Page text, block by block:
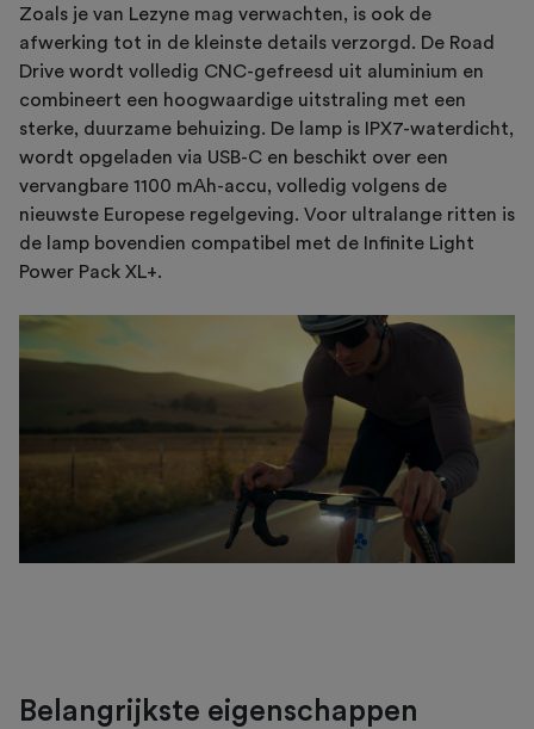
Zoals je van Lezyne mag verwachten, is ook de
afwerking tot in de kleinste details verzorgd. De Road
Drive wordt volledig CNC-gefreesd uit aluminium en
combineert een hoogwaardige uitstraling met een
sterke, duurzame behuizing. De lamp is IPX7-waterdicht,
wordt opgeladen via USB-C en beschikt over een
vervangbare 1100 mAh-accu, volledig volgens de
nieuwste Europese regelgeving. Voor ultralange ritten is
de lamp bovendien compatibel met de Infinite Light
Power Pack XL+.
Belangrijkste eigenschappen